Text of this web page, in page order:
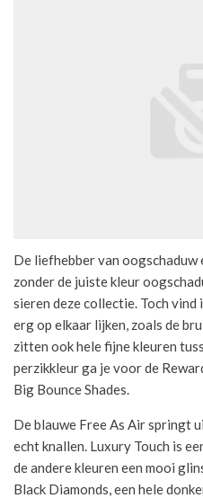
De liefhebber van oogschaduw
zonder de juiste kleur
sieren deze collectie. Toch vind
erg op elkaar lijken, zoals de
zitten ook hele fijne kleuren
perzikkleur ga je voor de
Big Bounce Shades.
De blauwe Free As Air springt
echt knallen. Luxury Touch is
de andere kleuren een mooi
Black Diamonds, een hele